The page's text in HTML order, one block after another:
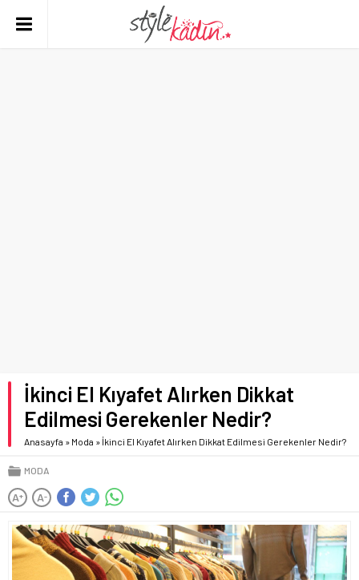
İkinci El Kıyafet Alırken Dikkat
Edilmesi Gerekenler Nedir?
Anasayfa » Moda » İkinci El Kıyafet Alırken Dikkat Edilmesi Gerekenler Nedir?
MODA
A+ A-